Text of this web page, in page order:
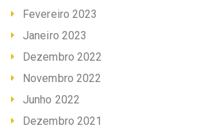
Fevereiro 2023
Janeiro 2023
Dezembro 2022
Novembro 2022
Junho 2022
Dezembro 2021